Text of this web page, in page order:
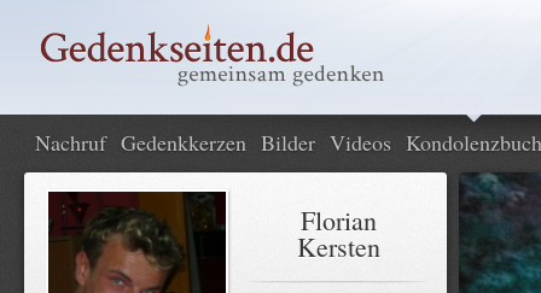
Nachruf Gedenkkerzen Bilder Videos Kondolenzbuch
Florian
Kersten